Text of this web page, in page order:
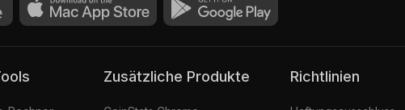
Zusätzliche Produkte Richtlinien